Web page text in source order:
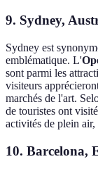
9. Sydney,
Sydney est
emblématique. L'
sont parmi les
visiteurs
marchés de l'art.
de touristes ont
activités de plein
10. Barcelona,